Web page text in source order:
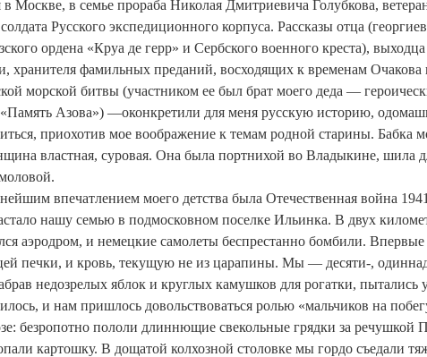
в Москве, в семье прораба Николая ДмитриевичаГолубкова,
Русского экспедиционного корпуса. Рассказы отца
ордена «Круа де герр» и Сербского военного креста), выходца
хранителя фамильных преданий, восходящих к временам Очакова
морской битвы (участником ее был брат моего деда —
«Память Азова») —оконкретили для меня русскую историю,
приохотив мое воображение к темам родной старины. Бабка
властная, суровая. Она была портнихой во Владыкине, шила
.
впечатлением моего детства была Отечественная война
нашу семью в подмосковном поселке Ильинка. В двух
аэродром, и немецкие самолеты беспрестанно бомбили. Впервые
печки, и кровь, текущую не из царапины. Мы — десяти-,
недозрелых яблок и круглых камушков для рогатки, пытались
и нам пришлось довольствоваться ролью «мальчиков на
безропотно пололи длиннющие свекольные грядки за речушкой
картошку. В дощатой колхозной столовке мы гордо съедали